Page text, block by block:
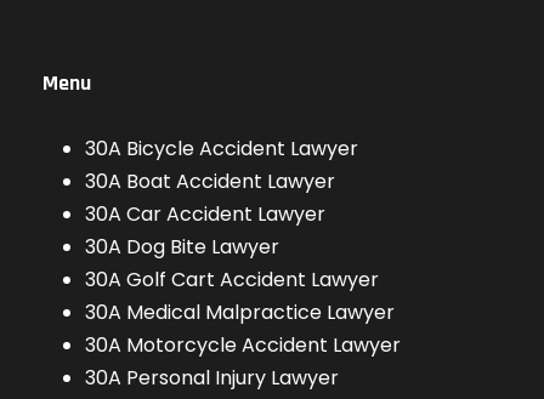
Menu
30A Bicycle Accident Lawyer
30A Boat Accident Lawyer
30A Car Accident Lawyer
30A Dog Bite Lawyer
30A Golf Cart Accident Lawyer
30A Medical Malpractice Lawyer
30A Motorcycle Accident Lawyer
30A Personal Injury Lawyer